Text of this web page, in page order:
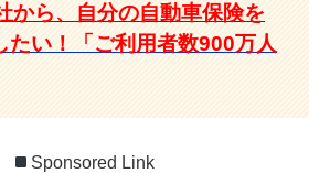
から、自分の自動車保険を
たい！「ご利用者数900万人
Sponsored Link